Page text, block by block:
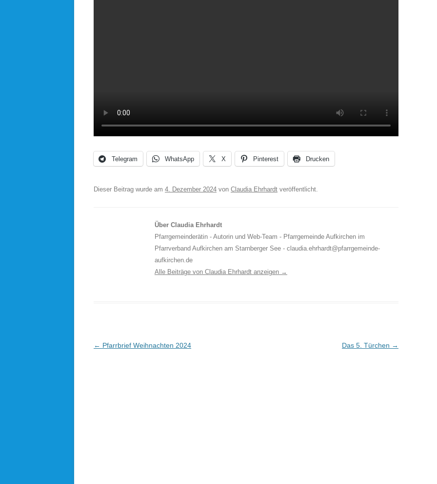
Telegram WhatsApp X Pinterest Drucken
Dieser Beitrag wurde am 4. Dezember 2024 von Claudia Ehrhardt veröffentlicht.
Über Claudia Ehrhardt
Pfarrgemeinderätin - Autorin und Web-Team - Pfarrgemeinde Aufkirchen im
Pfarrverband Aufkirchen am Starnberger See - claudia.ehrhardt@pfarrgemeinde-
aufkirchen.de
Alle Beiträge von Claudia Ehrhardt anzeigen →
Beitragsnavigation
← Pfarrbrief Weihnachten 2024 Das 5. Türchen →